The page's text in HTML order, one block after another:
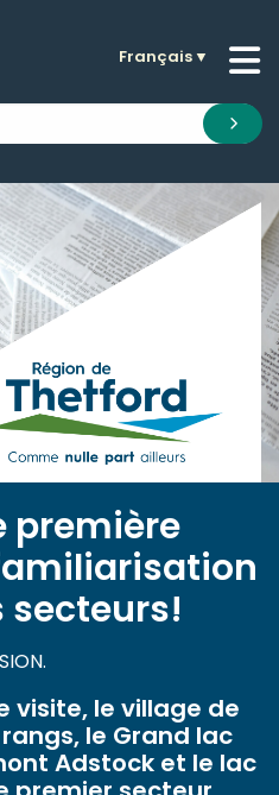
)
Français▼
première
secteurs!
visite, le village de
le Grand lac
Adstock et le lac